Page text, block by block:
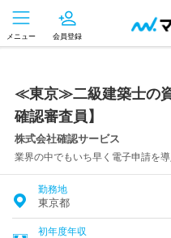
メニュー 会員登録
≪東京≫二級建築士の
確認審査員】
株式会社確認サービス
業界の中でもいち早く電子申請を
勤務地
東京都
初年度年収